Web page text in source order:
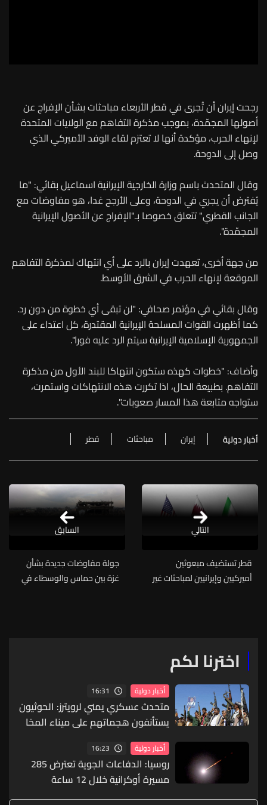
رجحت إيران أن تُجرى في قطر الأربعاء مباحثات بشأن الإفراج عن
أصولها المجمّدة، بموجب مذكرة التفاهم مع الولايات المتحدة
لإنهاء الحرب، مؤكدة أنها لا تعتزم لقاء الوفد الأميركي الذي
وصل إلى الدوحة.
وقال المتحدث باسم وزارة الخارجية الإيرانية اسماعيل بقائي: "ما
يُفترض أن يجري في الدوحة، وعلى الأرجح غدا، هو مفاوضات مع
الجانب القطري" تتعلق خصوصا بـ"الإفراج عن الأصول الإيرانية
المجمّدة".
من جهة أخرى، تعهدت إيران بالرد على أي انتهاك لمذكرة التفاهم
الموقعة لإنهاء الحرب في الشرق الأوسط.
وقال بقائي في مؤتمر صحافي: "لن تبقى أي خطوة من دون رد.
كما أظهرت القوات المسلحة الإيرانية المقتدرة، كل اعتداء على
الجمهورية الإسلامية الإيرانية سيتم الرد عليه فورا".
وأضاف: "خطوات كهذه ستكون انتهاكا للبند الأول من مذكرة
التفاهم. بطبيعة الحال، اذا تكررت هذه الانتهاكات واستمرت،
ستواجه متابعة هذا المسار صعوبات".
أخبار دولية إيران مباحثات قطر
التالي
قطر تستضيف مبعوثين
أميركيين وإيرانيين لمباحثات غير
جولة مفاوضات جديدة بشأن
غزة بين حماس والوسطاء في
السابق
اخترنا لكم
أخبار دولية 16:31
متحدث عسكري يمني لرويترز: الحوثيون
يستأنفون هجماتهم على ميناء المخا
أخبار دولية 16:23
روسيا: الدفاعات الجوية تعترض 285
مسيرة أوكرانية خلال 12 ساعة